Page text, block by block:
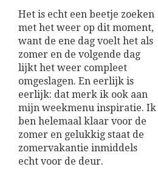
Het is echt een beetje zoeken
met het weer op dit moment,
want de ene dag voelt het als
zomer en de volgende dag
lijkt het weer compleet
omgeslagen. En eerlijk is
eerlijk: dat merk ik ook aan
mijn weekmenu inspiratie. Ik
ben helemaal klaar voor de
zomer en gelukkig staat de
zomervakantie inmiddels
echt voor de deur.